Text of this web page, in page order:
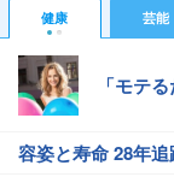
健康 芸能
「モテ
容姿と寿命 28年